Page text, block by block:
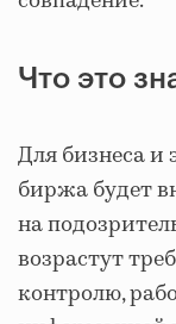
Что это
Для бизнеса и
биржа будет
на
возрастут
контролю,